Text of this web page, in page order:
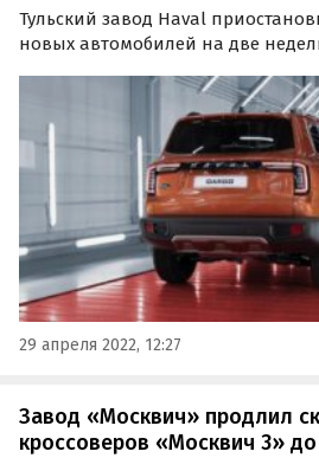
Тульский завод Haval
новых автомобилей на две
«Автоновости дня» со ссылкой
пресс-службы Haval в России.
29 апреля 2022, 12:27
Завод «Москвич» продлил
кроссоверов «Москвич 3»